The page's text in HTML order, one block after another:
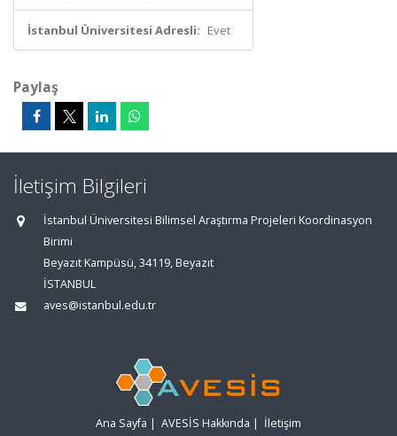
İstanbul Üniversitesi Adresli: Evet
Paylaş
İletişim Bilgileri
İstanbul Üniversitesi Bilimsel Araştırma Projeleri Koordinasyon
Birimi
Beyazıt Kampüsü, 34119, Beyazıt
İSTANBUL
aves@istanbul.edu.tr
Ana Sayfa | AVESİS Hakkında | İletişim